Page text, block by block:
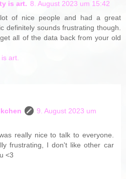
is art. 8. August 2023 um 15:42
of nice people and had a great
definitely sounds frustrating though.
all of the data back from your old
art.
9. August 2023 um
really nice to talk to everyone.
frustrating, I don't like other car
<3